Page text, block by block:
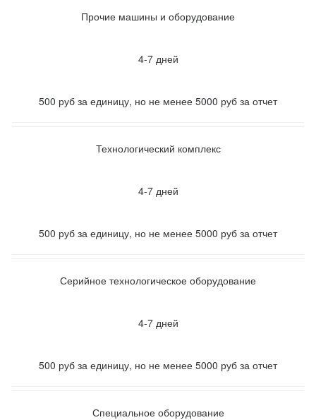
Прочие машины и оборудование
4-7 дней
500 руб за единицу, но не менее 5000 руб за отчет
Технологический комплекс
4-7 дней
500 руб за единицу, но не менее 5000 руб за отчет
Серийное технологическое оборудование
4-7 дней
500 руб за единицу, но не менее 5000 руб за отчет
Специальное оборудование